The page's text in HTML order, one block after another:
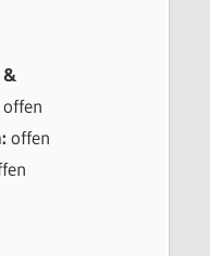
offen
offen